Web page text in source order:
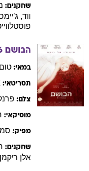
שחקנים:
ווד,
הבושם
במאי: טום
תסריטאי:
צלם:
מוסיקאי:
מפיק:
שחקנים:
אלן ריקמן